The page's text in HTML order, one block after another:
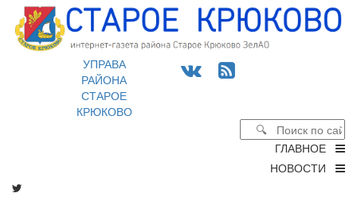
УПРАВА
РАЙОНА
СТАРОЕ
КРЮКОВО
ГЛАВНОЕ
НОВОСТИ